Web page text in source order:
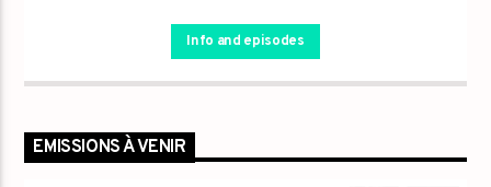
Info and episodes
EMISSIONS À VENIR